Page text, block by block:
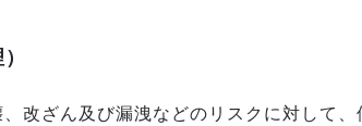
改ざん及び漏洩などのリスクに対して